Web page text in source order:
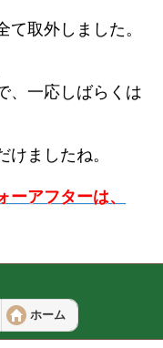
取外しました。
、一応しばらくは
けましたね。
アフターは、
ホーム